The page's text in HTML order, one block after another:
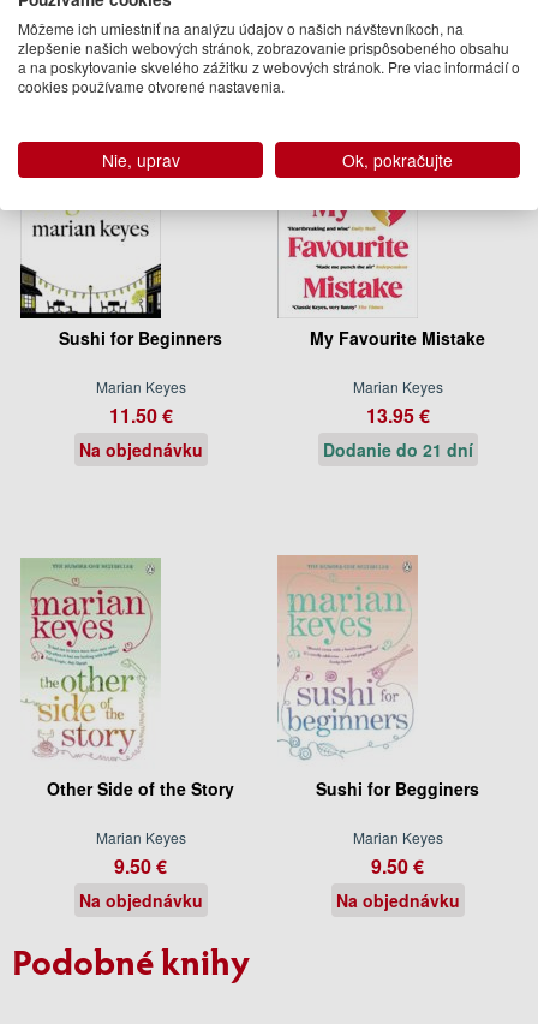
Sushi for Beginners
Marian Keyes
11.50 €
Na objednávku
My Favourite Mistake
Marian Keyes
13.95 €
Dodanie do 21 dní
Other Side of the Story
Marian Keyes
9.50 €
Na objednávku
Sushi for Begginers
Marian Keyes
9.50 €
Na objednávku
Podobné knihy
Môžeme ich umiestniť na analýzu údajov o našich návštevníkoch, na
zlepšenie našich webových stránok, zobrazovanie prispôsobeného obsahu
a na poskytovanie skvelého zážitku z webových stránok. Pre viac informácií o
cookies používame otvorené nastavenia.
Nie, uprav Ok, pokračujte